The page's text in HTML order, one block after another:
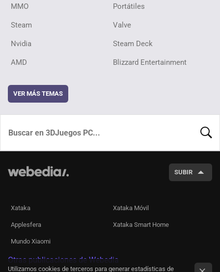
MMO Portátiles
Steam Valve
Nvidia Steam Deck
AMD Blizzard Entertainment
VER MÁS TEMAS
SUBIR
Xataka Xataka Móvil
Applesfera Xataka Smart Home
Mundo Xiaomi
Otras publicaciones de Webedia
Utilizamos cookies de terceros para generar estadísticas de